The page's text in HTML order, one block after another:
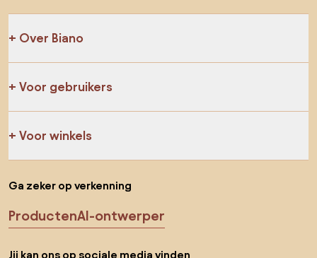
Over Biano
Voor gebruikers
Voor winkels
Ga zeker op verkenning
ProductenAI-ontwerper
Jij kan ons op sociale media vinden